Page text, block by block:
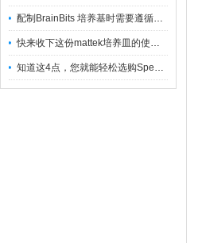
配制BrainBits 培养基时需要遵循的原则
快来收下这份mattek培养皿的使用指南
知道这4点，您就能轻松选购Spectrum 膜